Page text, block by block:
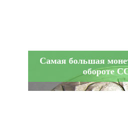
Самая большая
обороте